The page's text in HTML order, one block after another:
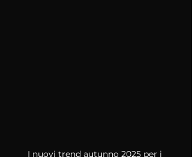
I nuovi trend autunno 2025 per i